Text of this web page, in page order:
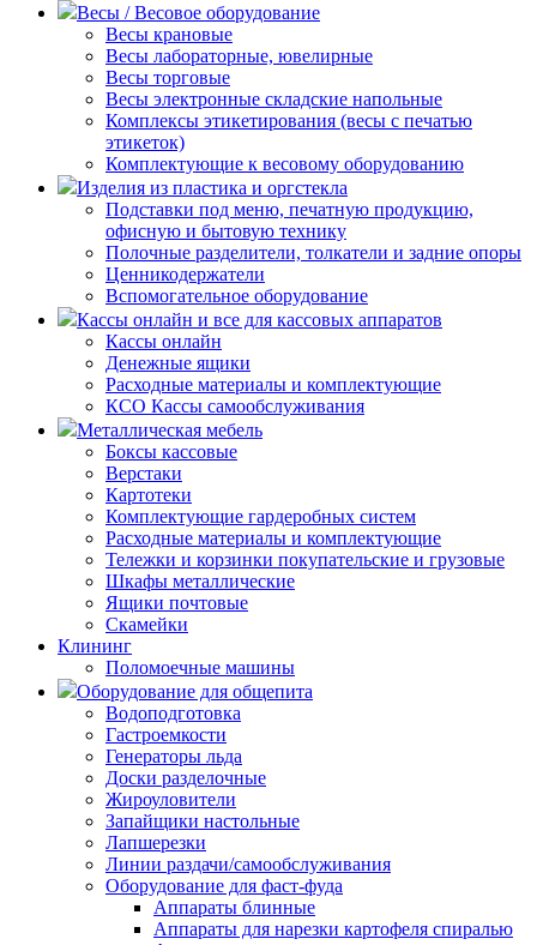
Весы / Весовое оборудование
Весы крановые
Весы лабораторные, ювелирные
Весы торговые
Весы электронные складские напольные
Комплексы этикетирования (весы с печатью
этикеток)
Комплектующие к весовому оборудованию
Изделия из пластика и оргстекла
Подставки под меню, печатную продукцию,
офисную и бытовую технику
Полочные разделители, толкатели и задние опоры
Ценникодержатели
Вспомогательное оборудование
Кассы онлайн и все для кассовых аппаратов
Кассы онлайн
Денежные ящики
Расходные материалы и комплектующие
КСО Кассы самообслуживания
Металлическая мебель
Боксы кассовые
Верстаки
Картотеки
Комплектующие гардеробных систем
Расходные материалы и комплектующие
Тележки и корзинки покупательские и грузовые
Шкафы металлические
Ящики почтовые
Скамейки
Клининг
Поломоечные машины
Оборудование для общепита
Водоподготовка
Гастроемкости
Генераторы льда
Доски разделочные
Жироуловители
Запайщики настольные
Лапшерезки
Линии раздачи/самообслуживания
Оборудование для фаст-фуда
Аппараты блинные
Аппараты для нарезки картофеля спиралью